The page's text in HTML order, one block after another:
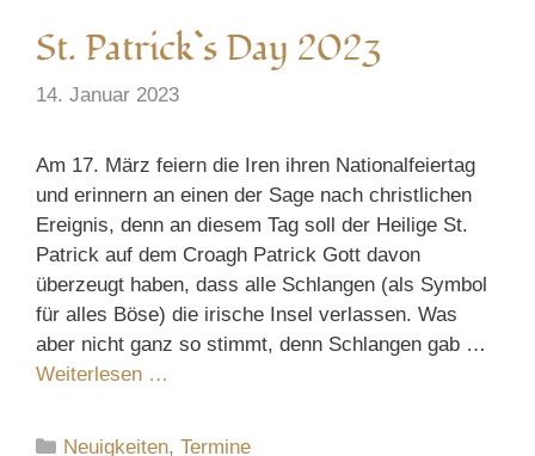
St. Patrick`s Day 2023
14. Januar 2023
Am 17. März feiern die Iren ihren Nationalfeiertag
und erinnern an einen der Sage nach christlichen
Ereignis, denn an diesem Tag soll der Heilige St.
Patrick auf dem Croagh Patrick Gott davon
überzeugt haben, dass alle Schlangen (als Symbol
für alles Böse) die irische Insel verlassen. Was
aber nicht ganz so stimmt, denn Schlangen gab …
Weiterlesen …
Kategorien
Neuigkeiten,Termine